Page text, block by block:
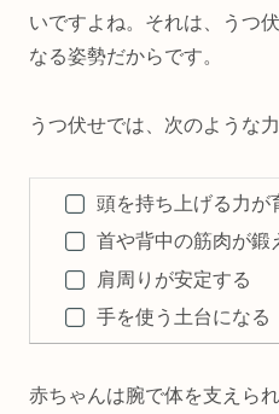
いですよね。それは、うつ
なる姿勢だからです。
うつ伏せでは、次のような
頭を持ち上げる力が
首や背中の筋肉が鍛
肩周りが安定する
手を使う土台になる
赤ちゃんは腕で体を支えら